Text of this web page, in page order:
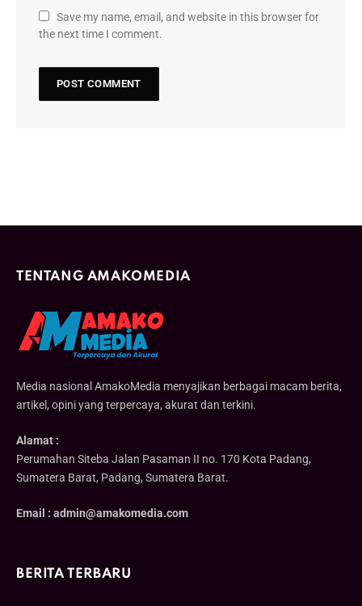
Save my name, email, and website in this browser for
the next time I comment.
TENTANG AMAKOMEDIA
Media nasional AmakoMedia menyajikan berbagai macam berita,
artikel, opini yang terpercaya, akurat dan terkini.
Alamat :
Perumahan Siteba Jalan Pasaman II no. 170 Kota Padang,
Sumatera Barat, Padang, Sumatera Barat.
Email : admin@amakomedia.com
BERITA TERBARU